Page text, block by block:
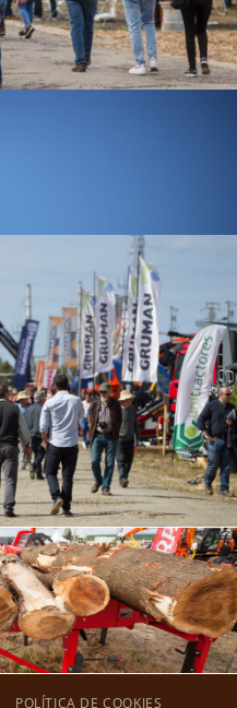
POLÍTICA DE COOKIES